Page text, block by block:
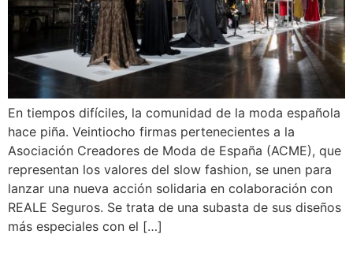
En tiempos difíciles, la comunidad de la moda española
hace piña. Veintiocho firmas pertenecientes a la
Asociación Creadores de Moda de España (ACME), que
representan los valores del slow fashion, se unen para
lanzar una nueva acción solidaria en colaboración con
REALE Seguros. Se trata de una subasta de sus diseños
más especiales con el […]